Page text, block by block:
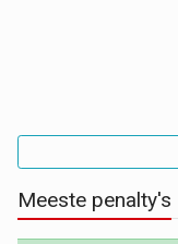
Meeste penalty's